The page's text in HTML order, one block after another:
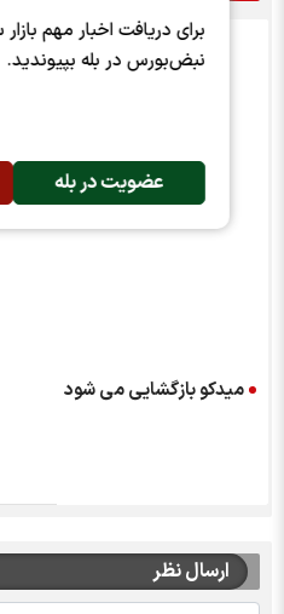
برای دریافت اخبار مهم بازار
نبض‌بورس در بله بپیوندید.
عضویت در بله
میدکو بازگشایی می شود
ارسال نظر